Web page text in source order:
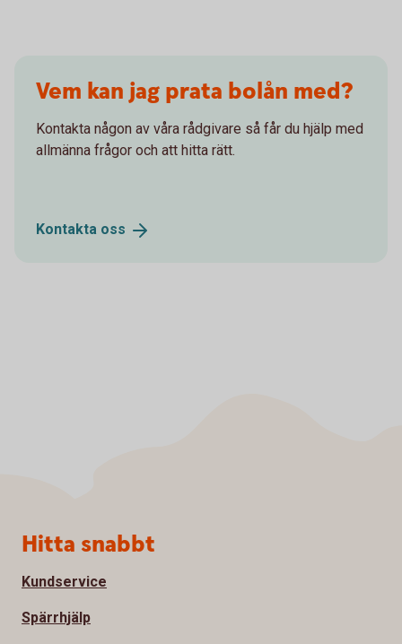
Vem kan jag prata bolån med?
Kontakta någon av våra rådgivare så får du hjälp med
allmänna frågor och att hitta rätt.
Kontakta oss
Sidfot
Hitta snabbt
Kundservice
Spärrhjälp